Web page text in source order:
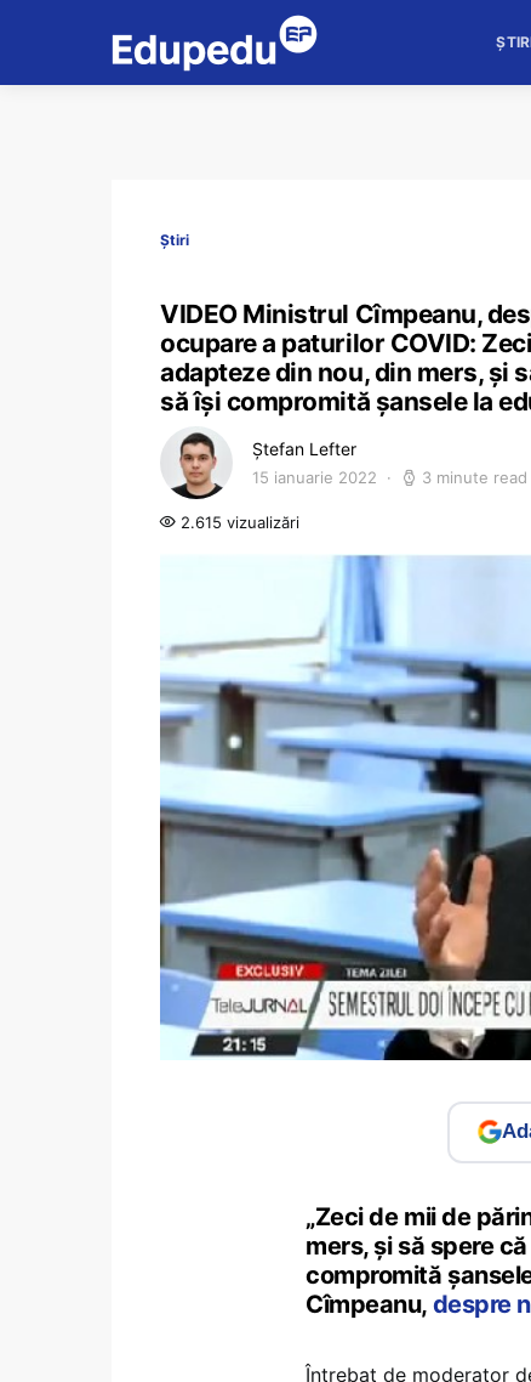
Știri
VIDEO Ministrul Cîmpeanu,
ocupare a paturilor COVID:
adapteze din nou, din mers, și
să își compromită șansele la
Ștefan Lefter
15 ianuarie 2022 3 minute read
2.615 vizualizări
„Zeci de mii de
mers, și să spere
compromită
Cîmpeanu, despre
Întrebat de moderator